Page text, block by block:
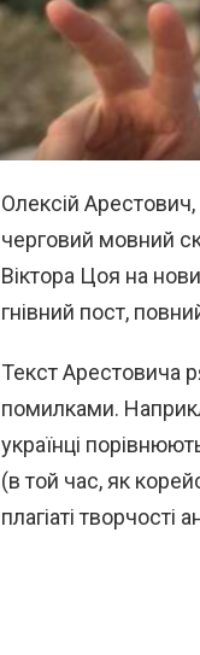
Олексій
черговий мовний
Віктора Цоя на
гнівний пост,
Текст Арестовича
помилками.
українці
(в той час, як
плагіаті творчості